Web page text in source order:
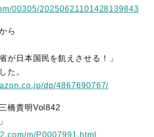
00305/20250621101428139843
ら
が日本国民を飢えさせる！」
た。
dp/4867690767/
橋貴明Vol842
m/P0007991.html